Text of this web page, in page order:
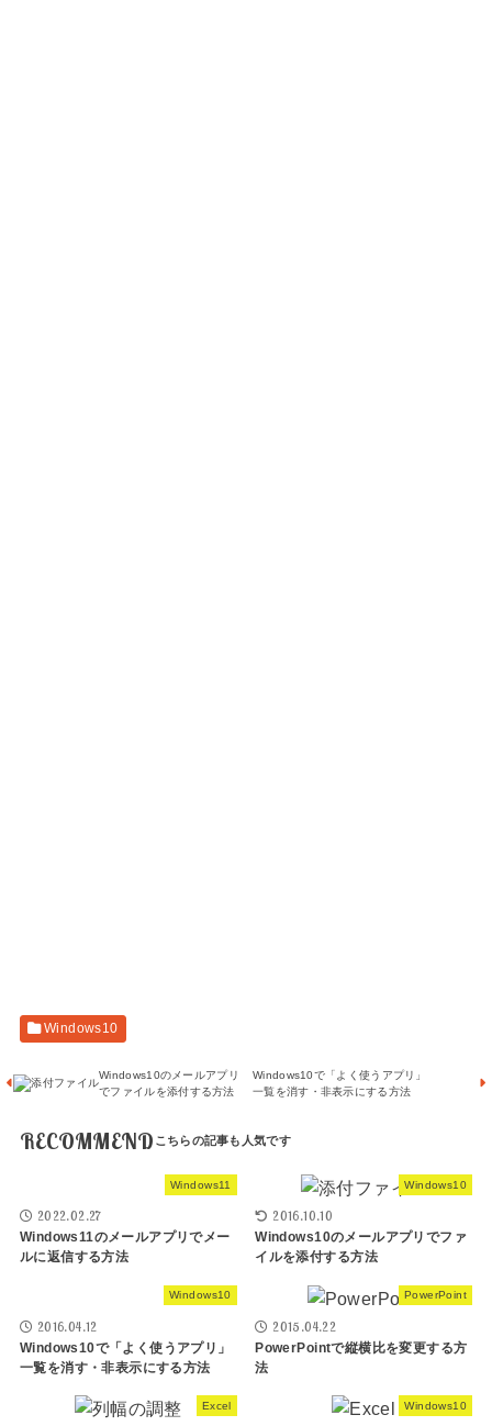
Windows10
Windows10のメールアプリ
でファイルを添付する方法
Windows10で「よく使うアプリ」
一覧を消す・非表示にする方法
RECOMMEND
Windows11
2022.02.27
Windows11のメールアプリでメー
ルに返信する方法
Windows10
2016.10.10
Windows10のメールアプリでファ
イルを添付する方法
Windows10
2016.04.12
Windows10で「よく使うアプリ」
一覧を消す・非表示にする方法
PowerPoint
2015.04.22
PowerPointで縦横比を変更する方
法
Excel Windows10